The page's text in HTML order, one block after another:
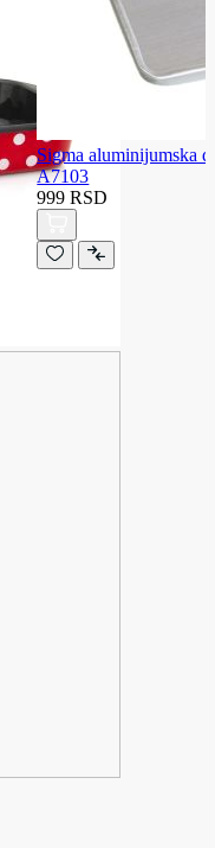
Sigma aluminijumska
A7103
999 RSD